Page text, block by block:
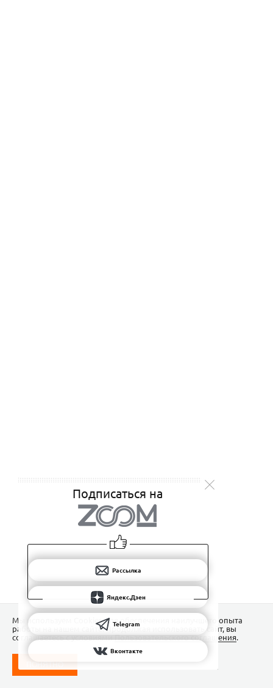
Подписаться на
Рассылка
Яндекс.Дзен
Telegram
Вконтакте
Мы используем Сookies для обеспечения наилучшего опыта
работы на нашем сайте. Продолжая использовать сайт, вы
соглашаетесь с условиямиПользовательского соглашения.
ПОНЯТНО